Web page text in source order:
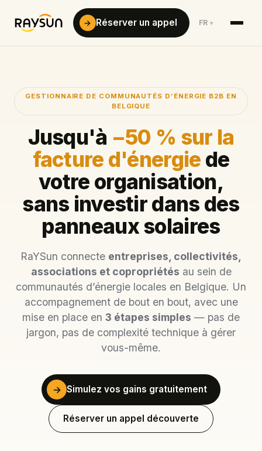
→ Réserver un appel FR▾
GESTIONNAIRE DE COMMUNAUTÉS D’ÉNERGIE B2B EN
BELGIQUE
Jusqu'à −50 % sur la
facture d'énergie de
votre organisation,
sans investir dans des
panneaux solaires
RaYSun connecte entreprises, collectivités,
associations et copropriétés au sein de
communautés d’énergie locales en Belgique. Un
accompagnement de bout en bout, avec une
mise en place en 3 étapes simples — pas de
jargon, pas de complexité technique à gérer
vous-même.
→ Simulez vos gains gratuitement
Réserver un appel découverte